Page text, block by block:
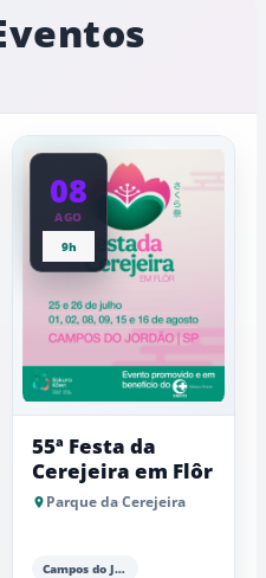
a
08
AGO
9h
55ª Festa da
Cerejeira em Flôr
Parque da Cerejeira
Campos do Jordão